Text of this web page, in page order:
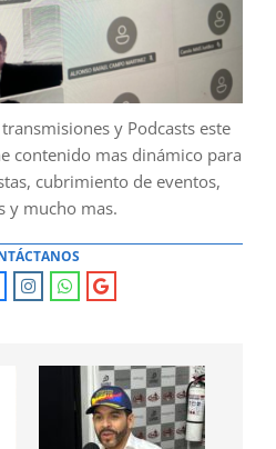
y Podcasts este
contenido mas dinámico para
cubrimiento de eventos,
y mucho mas.